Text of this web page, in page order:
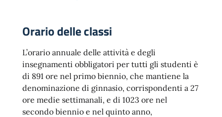
Orario delle classi
L’orario annuale delle attività e degli
insegnamenti obbligatori per tutti gli studenti è
di 891 ore nel primo biennio, che mantiene la
denominazione di ginnasio, corrispondenti a 27
ore medie settimanali, e di 1023 ore nel
secondo biennio e nel quinto anno,